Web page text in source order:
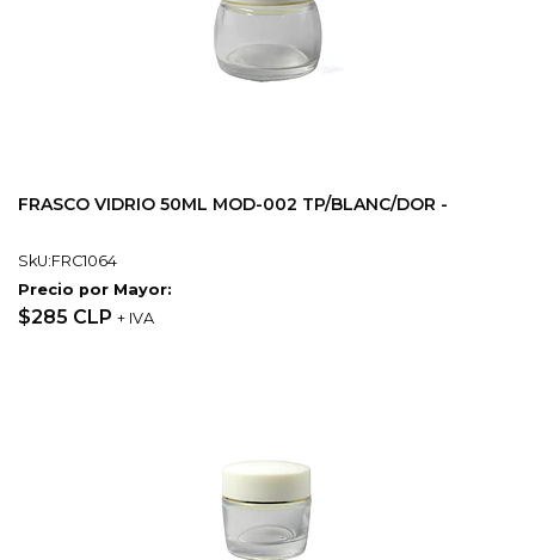
FRASCO VIDRIO 50ML MOD-002 TP/BLANC/DOR -
SkU:FRC1064
Precio por Mayor:
$285 CLP + IVA